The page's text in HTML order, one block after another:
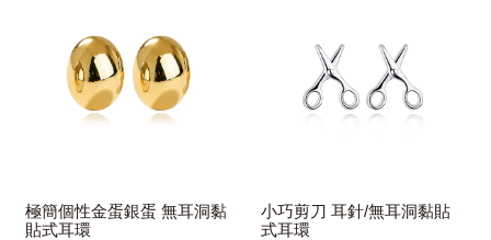
極簡個性金蛋銀蛋 無耳洞黏
貼式耳環
小巧剪刀 耳針/無耳洞黏貼
式耳環